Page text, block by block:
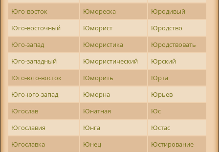
Юго-восток
Юмореска
Юродивый
Юго-восточный
Юморист
Юродство
Юго-запад
Юмористика
Юродствовать
Юго-западный
Юмористический
Юрский
Юго-юго-восток
Юморить
Юрта
Юго-юго-запад
Юморна
Юрьев
Югослав
Юнатная
Юс
Югославия
Юнга
Юстас
Югославка
Юнец
Юстирование